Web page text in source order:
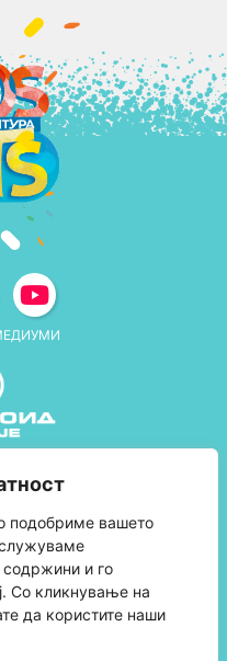
подобриме вашето
и го
Со кликнување на
да користите наши
користење
програмата за
собирање поени